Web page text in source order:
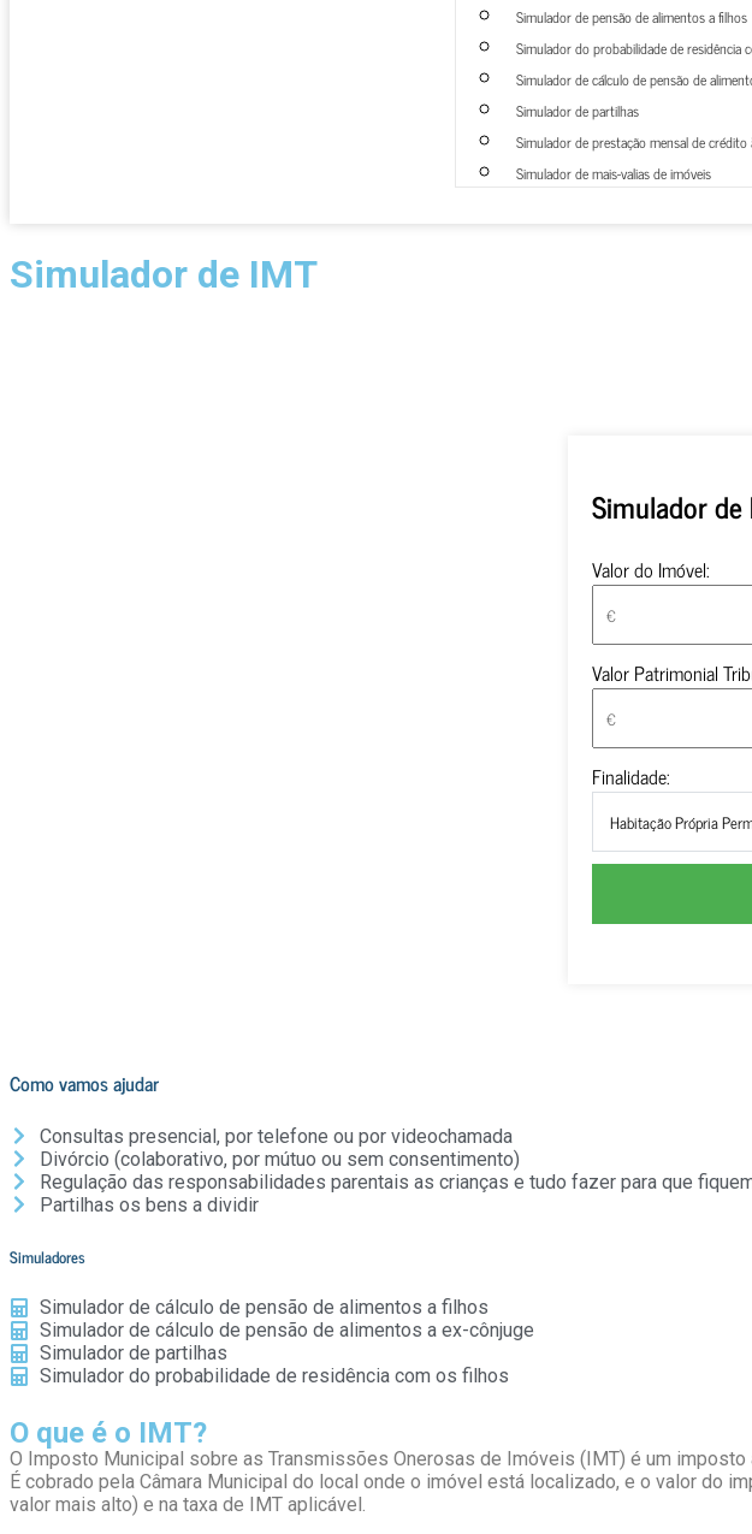
Simulador de pensão de alimentos a filhos
Simulador do probabilidade de residência
Simulador de cálculo de pensão de
Simulador de partilhas
Simulador de prestação mensal de crédito
Simulador de mais-valias de imóveis
Simulador de IMT
Simulador de
Valor do Imóvel:
Valor Patrimonial
Finalidade:
Como vamos ajudar
Consultas presencial, por telefone ou por videochamada
Divórcio (colaborativo, por mútuo ou sem consentimento)
Regulação das responsabilidades parentais as crianças e tudo fazer para que
Partilhas os bens a dividir
Simuladores
Simulador de cálculo de pensão de alimentos a filhos
Simulador de cálculo de pensão de alimentos a ex-cônjuge
Simulador de partilhas
Simulador do probabilidade de residência com os filhos
O que é o IMT?
O Imposto Municipal sobre as Transmissões Onerosas de Imóveis (IMT) é um
É cobrado pela Câmara Municipal do local onde o imóvel está localizado, e o valor do
valor mais alto) e na taxa de IMT aplicável.